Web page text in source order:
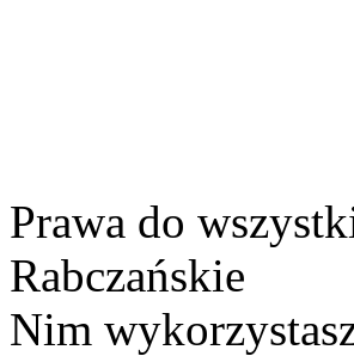
Prawa do
Rabczańskie
Nim